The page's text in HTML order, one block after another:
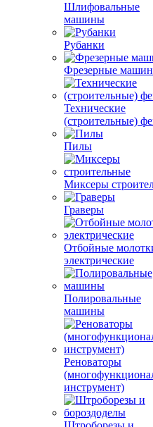
Шлифовальные
машины
Рубанки
Фрезерные
Технические
(строительные)
Пилы
Миксеры
Граверы
Отбойные
электрические
Полировальные
машины
Реноваторы
инструмент)